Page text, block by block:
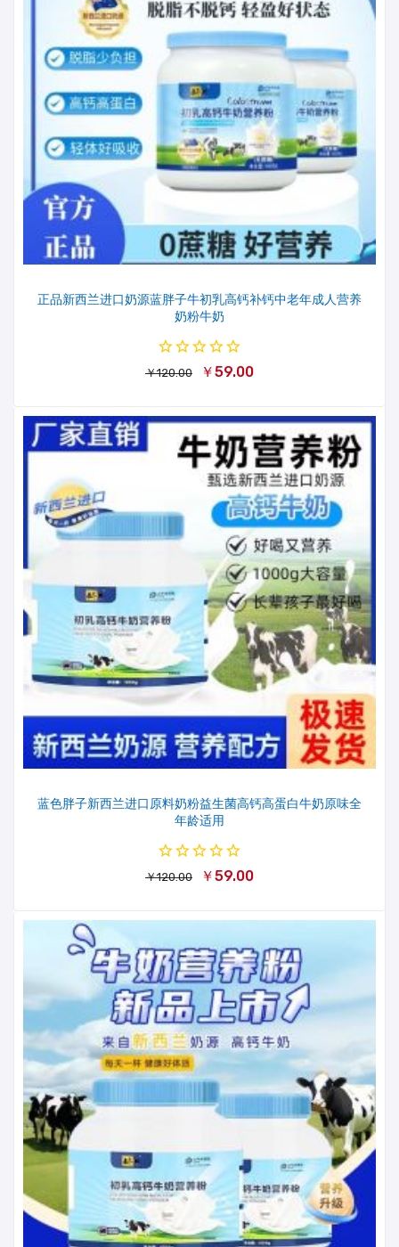
正品新西兰进口奶源蓝胖子牛初乳高钙补钙中老年成人营养
奶粉牛奶
￥120.00 ￥59.00
蓝色胖子新西兰进口原料奶粉益生菌高钙高蛋白牛奶原味全
年龄适用
￥120.00 ￥59.00